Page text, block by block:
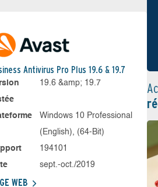
Antivirus Pro Plus 19.6 & 19.7
19.6 &amp; 19.7
Windows 10 Professional
(English), (64-Bit)
194101
sept.-oct./2019
WEB